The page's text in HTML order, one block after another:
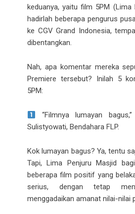
keduanya, yaitu film 5PM (Lima
hadirlah beberapa pengurus
ke CGV Grand Indonesia,
dibentangkan.
Nah, apa komentar mereka
Premiere tersebut? Inilah 5
5PM:
“Filmnya lumayan
Sulistyowati, Bendahara FLP.
Kok lumayan bagus? Ya, tentu
Tapi, Lima Penjuru Masjid
beberapa film positif yang
serius, dengan tetap
menggadaikan amanat nilai-nilai